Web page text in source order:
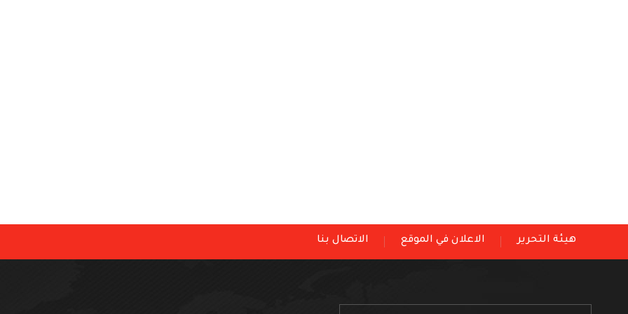
هيئة التحرير الاعلان في الموقع الاتصال بنا